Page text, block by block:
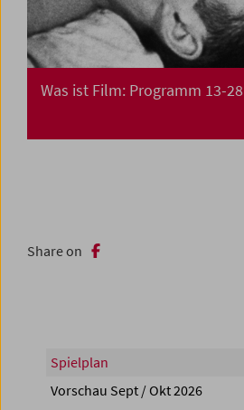
Was ist Film: Programm 13-28
Share on
Spielplan
Vorschau Sept / Okt 2026